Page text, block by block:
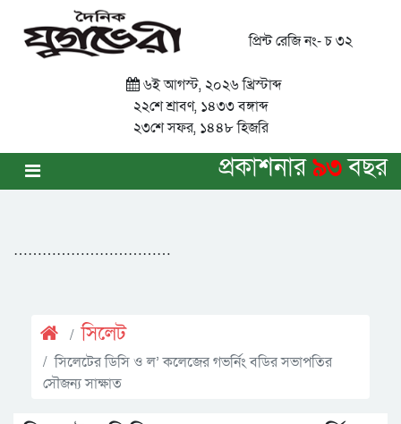
প্রিন্ট রেজি নং- চ ৩২
৬ই আগস্ট, ২০২৬ খ্রিস্টাব্দ
২২শে শ্রাবণ, ১৪৩৩ বঙ্গাব্দ
২৩শে সফর, ১৪৪৮ হিজরি
প্রকাশনার৯৩বছর
……………………………
সিলেট
সিলেটের ডিসি ও ল’ কলেজের গভর্নিং বডির সভাপতির
সৌজন্য সাক্ষাত